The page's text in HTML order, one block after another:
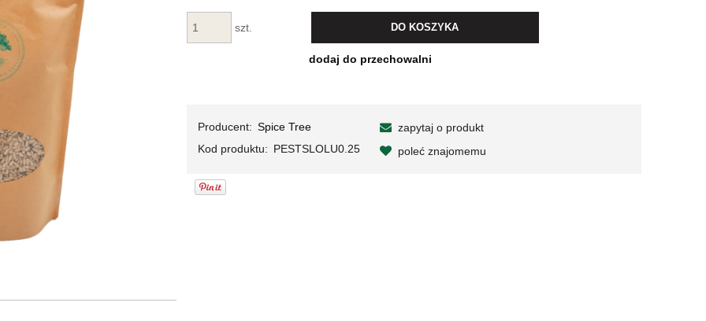
szt. DO KOSZYKA
dodaj do przechowalni
Producent: Spice Tree
Kod produktu: PESTSLOLU0.25
zapytaj o produkt
poleć znajomemu